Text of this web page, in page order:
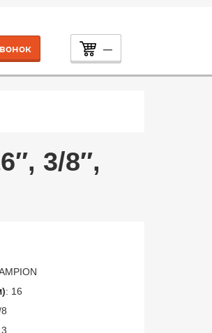
—
3/8″,
: 16